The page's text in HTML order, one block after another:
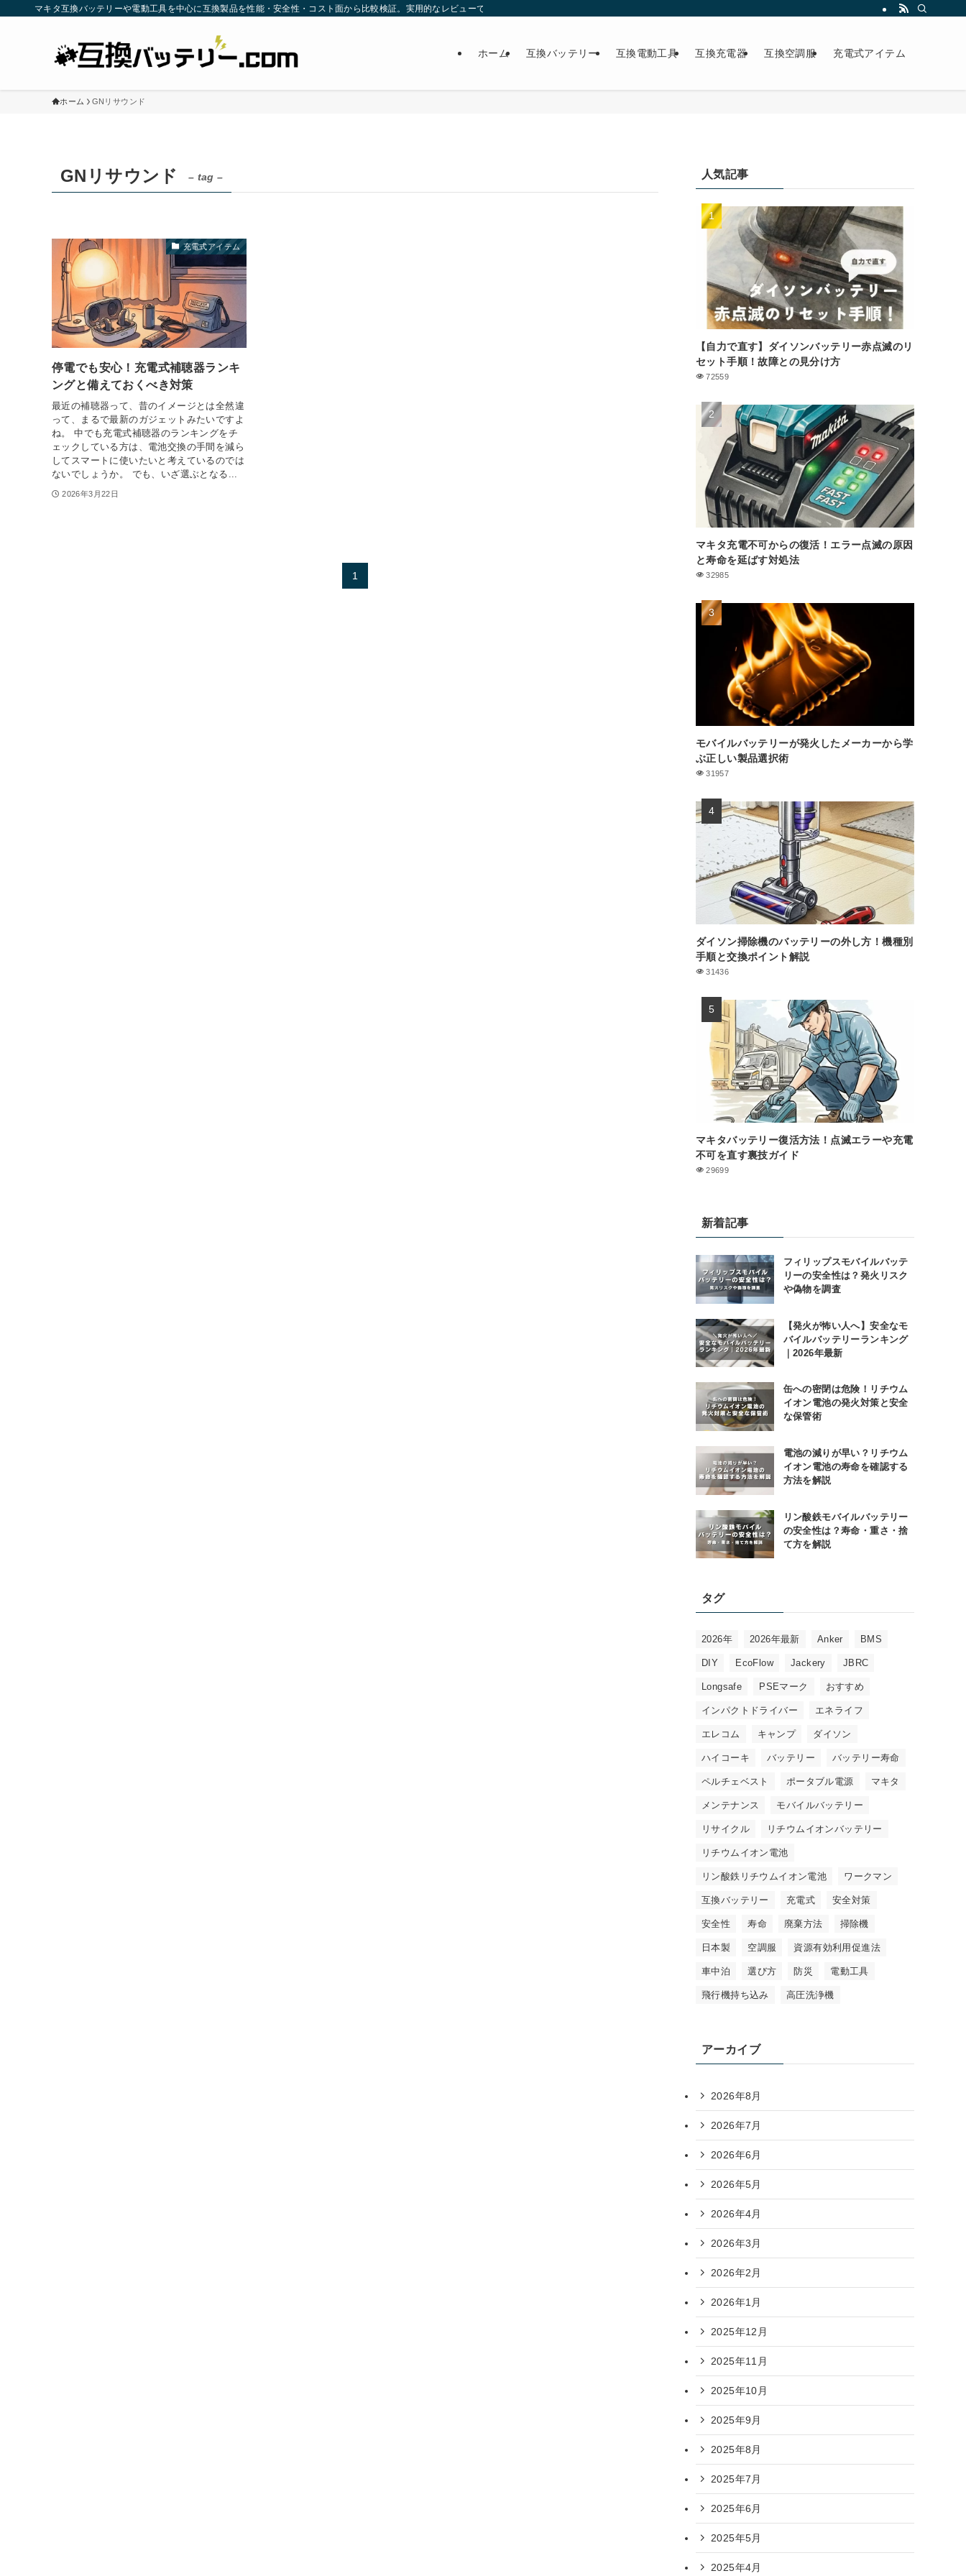
マキタ互換バッテリーや電動工具を中心に互換製品を性能・安全性・コスト面から比較検証。実用的なレビューで最適な製品選びをサポート。
ホーム 互換バッテリー 互換電動工具 互換充電器 互換空調服 充電式アイテム
ホーム GNリサウンド
GNリサウンド – tag –
充電式アイテム
停電でも安心！充電式補聴器ランキ
ングと備えておくべき対策
最近の補聴器って、昔のイメージとは全然違
って、まるで最新のガジェットみたいですよ
ね。 中でも充電式補聴器のランキングをチ
ェックしている方は、電池交換の手間を減ら
してスマートに使いたいと考えているのでは
ないでしょうか。 でも、いざ選ぶとなる...
2026年3月22日
1
人気記事
【自力で直す】ダイソンバッテリー赤点滅のリ
セット手順！故障との見分け方
72559
マキタ充電不可からの復活！エラー点滅の原因
と寿命を延ばす対処法
32985
モバイルバッテリーが発火したメーカーから学
ぶ正しい製品選択術
31957
ダイソン掃除機のバッテリーの外し方！機種別
手順と交換ポイント解説
31436
マキタバッテリー復活方法！点滅エラーや充電
不可を直す裏技ガイド
29699
新着記事
フィリップスモバイルバッテ
リーの安全性は？発火リスク
や偽物を調査
【発火が怖い人へ】安全なモ
バイルバッテリーランキング
｜2026年最新
缶への密閉は危険！リチウム
イオン電池の発火対策と安全
な保管術
電池の減りが早い？リチウム
イオン電池の寿命を確認する
方法を解説
リン酸鉄モバイルバッテリー
の安全性は？寿命・重さ・捨
て方を解説
タグ
2026年 2026年最新 Anker BMS
DIY EcoFlow Jackery JBRC
Longsafe PSEマーク おすすめ
インパクトドライバー エネライフ
エレコム キャンプ ダイソン
ハイコーキ バッテリー バッテリー寿命
ペルチェベスト ポータブル電源 マキタ
メンテナンス モバイルバッテリー
リサイクル リチウムイオンバッテリー
リチウムイオン電池
リン酸鉄リチウムイオン電池 ワークマン
互換バッテリー 充電式 安全対策
安全性 寿命 廃棄方法 掃除機
日本製 空調服 資源有効利用促進法
車中泊 選び方 防災 電動工具
飛行機持ち込み 高圧洗浄機
アーカイブ
2026年8月
2026年7月
2026年6月
2026年5月
2026年4月
2026年3月
2026年2月
2026年1月
2025年12月
2025年11月
2025年10月
2025年9月
2025年8月
2025年7月
2025年6月
2025年5月
2025年4月